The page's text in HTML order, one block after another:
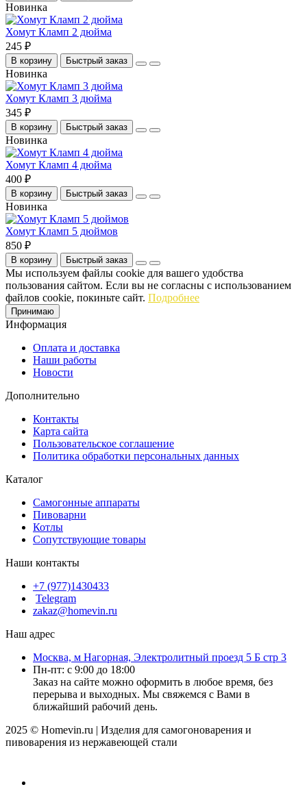
Новинка
Хомут Кламп 2 дюйма
245 ₽
В корзину Быстрый заказ
Новинка
Хомут Кламп 3 дюйма
345 ₽
В корзину Быстрый заказ
Новинка
Хомут Кламп 4 дюйма
400 ₽
В корзину Быстрый заказ
Новинка
Хомут Кламп 5 дюймов
850 ₽
В корзину Быстрый заказ
Мы используем файлы cookie для вашего удобства
пользования сайтом. Если вы не согласны с использованием
файлов cookie, покиньте сайт. Подробнее
Принимаю
Информация
Оплата и доставка
Наши работы
Новости
Дополнительно
Контакты
Карта сайта
Пользовательское соглашение
Политика обработки персональных данных
Каталог
Cамогонные аппараты
Пивоварни
Котлы
Сопутствующие товары
Наши контакты
+7 (977)1430433
Telegram
zakaz@homevin.ru
Наш адрес
Москва, м Нагорная, Электролитный проезд 5 Б стр 3
Пн-пт: с 9:00 до 18:00
Заказ на сайте можно оформить в любое время, без
перерыва и выходных. Мы свяжемся с Вами в
ближайший рабочий день.
2025 © Homevin.ru | Изделия для самогоноварения и
пивоварения из нержавеющей стали